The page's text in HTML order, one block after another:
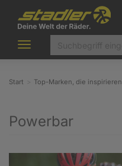
Toggle
navigation
Start Top-Marken, die inspirieren
Powerbar